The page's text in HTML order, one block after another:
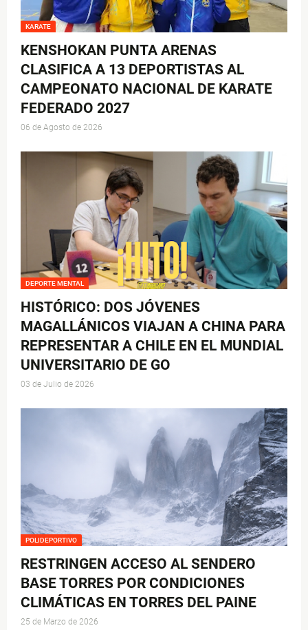
KARATE
KENSHOKAN PUNTA ARENAS
CLASIFICA A 13 DEPORTISTAS AL
CAMPEONATO NACIONAL DE KARATE
FEDERADO 2027
06 de Agosto de 2026
DEPORTE MENTAL
HISTÓRICO: DOS JÓVENES
MAGALLÁNICOS VIAJAN A CHINA PARA
REPRESENTAR A CHILE EN EL MUNDIAL
UNIVERSITARIO DE GO
03 de Julio de 2026
POLIDEPORTIVO
RESTRINGEN ACCESO AL SENDERO
BASE TORRES POR CONDICIONES
CLIMÁTICAS EN TORRES DEL PAINE
25 de Marzo de 2026